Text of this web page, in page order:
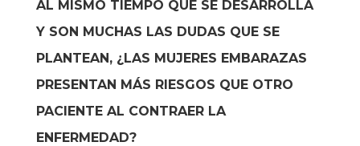
AL MISMO TIEMPO QUE SE DESARROLLA
Y SON MUCHAS LAS DUDAS QUE SE
PLANTEAN, ¿LAS MUJERES EMBARAZAS
PRESENTAN MÁS RIESGOS QUE OTRO
PACIENTE AL CONTRAER LA
ENFERMEDAD?